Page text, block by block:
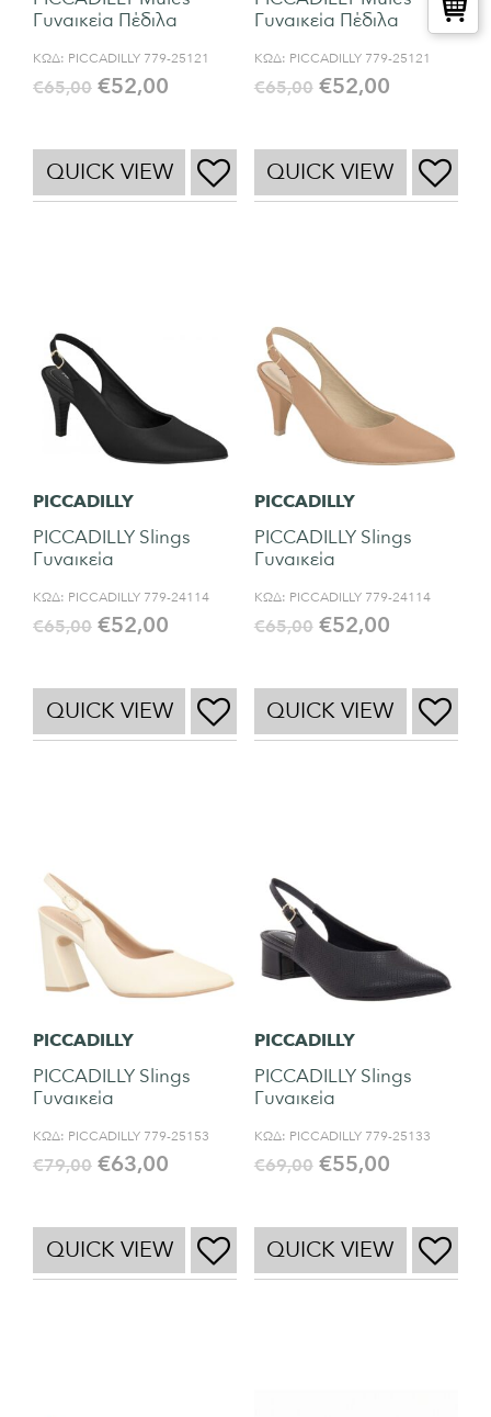
Γυναικεία Πέδιλα
ΚΩΔ: PICCADILLY 779-25121
€65,00 €52,00
QUICK VIEW
Γυναικεία Πέδιλα
ΚΩΔ: PICCADILLY 779-25121
€65,00 €52,00
QUICK VIEW
PICCADILLY
PICCADILLY Slings
Γυναικεία
ΚΩΔ: PICCADILLY 779-24114
€65,00 €52,00
QUICK VIEW
PICCADILLY
PICCADILLY Slings
Γυναικεία
ΚΩΔ: PICCADILLY 779-24114
€65,00 €52,00
QUICK VIEW
PICCADILLY
PICCADILLY Slings
Γυναικεία
ΚΩΔ: PICCADILLY 779-25153
€79,00 €63,00
QUICK VIEW
PICCADILLY
PICCADILLY Slings
Γυναικεία
ΚΩΔ: PICCADILLY 779-25133
€69,00 €55,00
QUICK VIEW